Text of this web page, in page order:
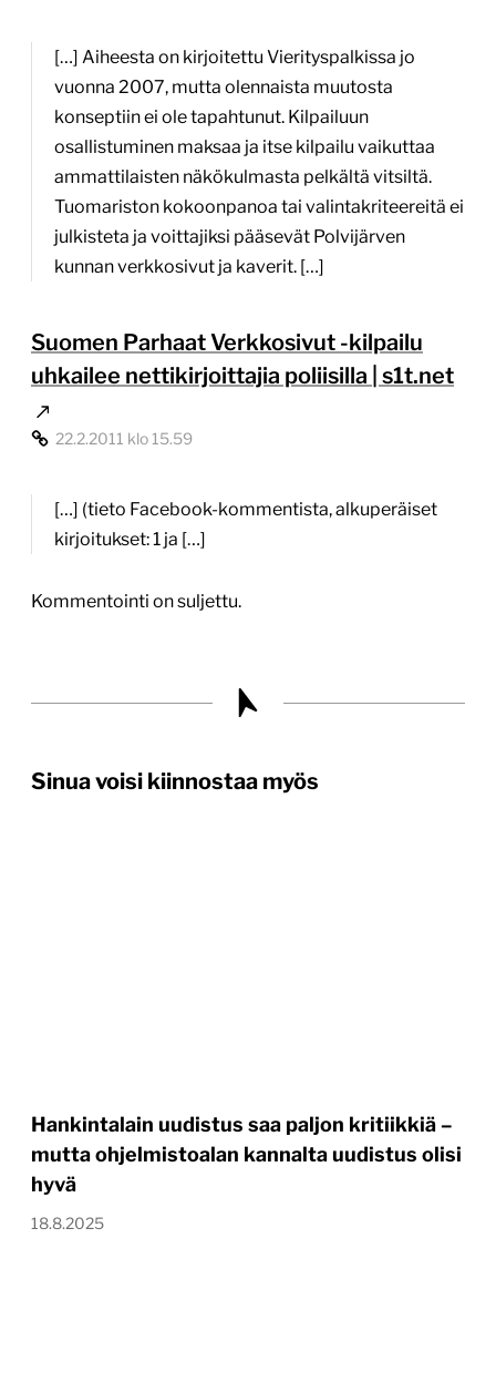
[…] Aiheesta on kirjoitettu Vierityspalkissa jo
vuonna 2007, mutta olennaista muutosta
konseptiin ei ole tapahtunut. Kilpailuun
osallistuminen maksaa ja itse kilpailu vaikuttaa
ammattilaisten näkökulmasta pelkältä vitsiltä.
Tuomariston kokoonpanoa tai valintakriteereitä ei
julkisteta ja voittajiksi pääsevät Polvijärven
kunnan verkkosivut ja kaverit. […]
Suomen Parhaat Verkkosivut -kilpailu
uhkailee nettikirjoittajia poliisilla | s1t.net
22.2.2011 klo 15.59
[…] (tieto Facebook-kommentista, alkuperäiset
kirjoitukset: 1 ja […]
Kommentointi on suljettu.
Sinua voisi kiinnostaa myös
Hankintalain uudistus saa paljon kritiikkiä –
mutta ohjelmistoalan kannalta uudistus olisi
hyvä
18.8.2025